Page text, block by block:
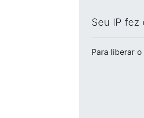
Seu IP fez
Para liberar o